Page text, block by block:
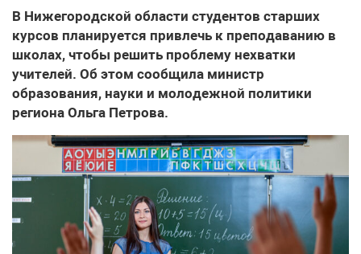
В Нижегородской области студентов старших
курсов планируется привлечь к преподаванию в
школах, чтобы решить проблему нехватки
учителей. Об этом сообщила министр
образования, науки и молодежной политики
региона Ольга Петрова.